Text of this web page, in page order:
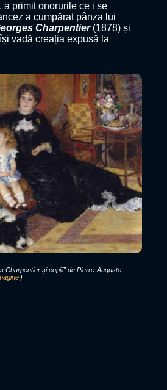
a primit onorurile ce i se
a cumpărat pânza lui
Charpentier(1878) și
vadă creația expusă la
Charpentier și copiii” de Pierre-Auguste
)